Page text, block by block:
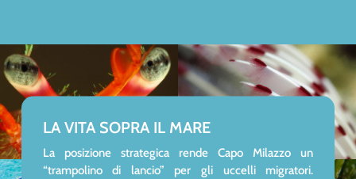
. .
LA VITA SOPRA IL MARE
La posizione strategica rende Capo Milazzo un
“trampolino di lancio” per gli uccelli migratori.